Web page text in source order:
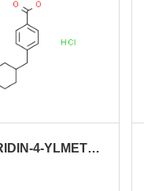
4-PIPERIDIN-4-YLMETHYL-BENZOIC ACID METHYL ESTER HYDROCHLORIDE